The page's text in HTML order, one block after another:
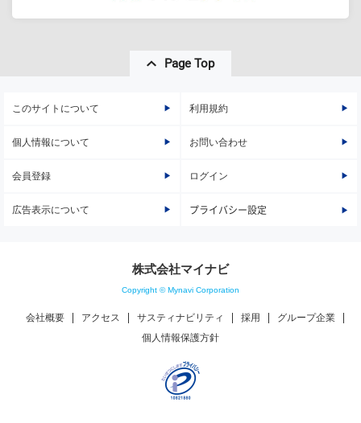
Page Top
このサイトについて 利用規約
個人情報について お問い合わせ
会員登録 ログイン
広告表示について プライバシー設定
株式会社マイナビ
Copyright © Mynavi Corporation
会社概要 アクセス サスティナビリティ 採用
グループ企業
個人情報保護方針